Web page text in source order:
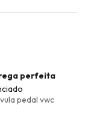
perfeita
pedal vwc